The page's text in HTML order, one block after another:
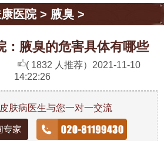
医院> 腋臭 >
：腋臭的危害具体有哪些
( 1832 人推荐） 2021-11-10
14:22:26
肤病医生与您一对一交流